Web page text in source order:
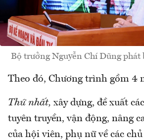
Bộ trưởng Nguyễn Chí Dũng phát
Theo đó, Chương trình gồm 4
Thứ nhất, xây dựng, đề xuất
tuyên truyền, vận động, nâng
của hội viên, phụ nữ về các